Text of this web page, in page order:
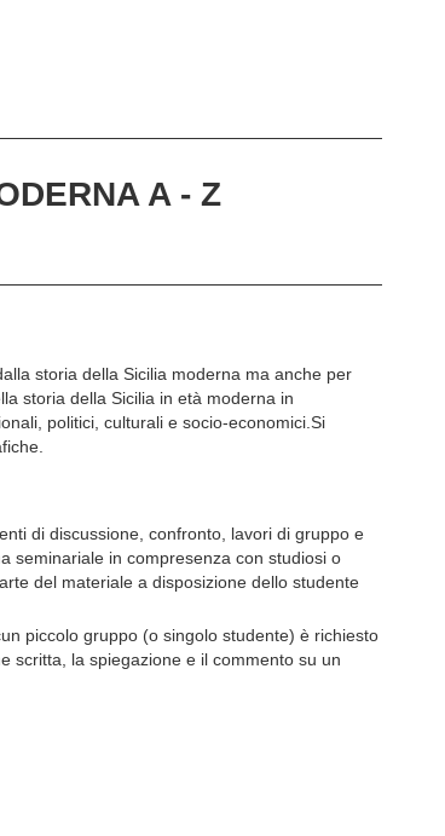
A - Z
storia della Sicilia moderna ma anche per
storia della Sicilia in età moderna in
politici, culturali e socio-economici.Si
di discussione, confronto, lavori di gruppo e
seminariale in compresenza con studiosi o
del materiale a disposizione dello studente
piccolo gruppo (o singolo studente) è richiesto
scritta, la spiegazione e il commento su un